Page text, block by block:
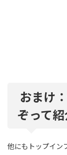
おまけ：
ぞって
他にもトップイン